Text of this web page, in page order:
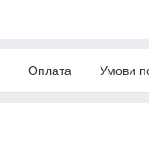
Оплата Умови